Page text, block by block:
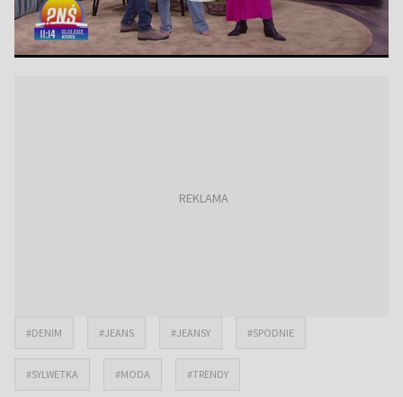
#DENIM #JEANS #JEANSY #SPODNIE
#SYLWETKA #MODA #TRENDY